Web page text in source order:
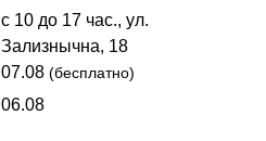
с 10 до 17 час., ул.
Зализнычна, 18
07.08 (бесплатно)
06.08